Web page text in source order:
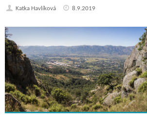
Katka Havlíková 8.9.2019